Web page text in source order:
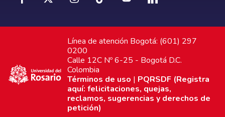
Línea de atención Bogotá: (601) 297
0200
Calle 12C Nº 6-25 - Bogotá D.C.
Colombia
Términos de uso | PQRSDF (Registra
aquí: felicitaciones, quejas,
reclamos, sugerencias y derechos de
petición)